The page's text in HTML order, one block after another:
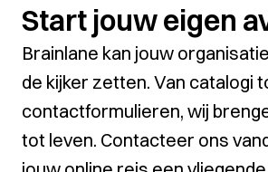
Start jouw eigen
Brainlane kan jouw
de kijker zetten. Van catalogi
contactformulieren, wij
tot leven. Contacteer ons